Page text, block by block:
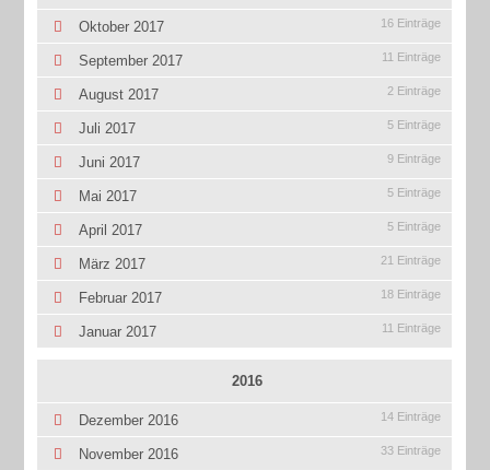
Oktober 2017 16 Einträge
September 2017 11 Einträge
August 2017 2 Einträge
Juli 2017 5 Einträge
Juni 2017 9 Einträge
Mai 2017 5 Einträge
April 2017 5 Einträge
März 2017 21 Einträge
Februar 2017 18 Einträge
Januar 2017 11 Einträge
2016
Dezember 2016 14 Einträge
November 2016 33 Einträge